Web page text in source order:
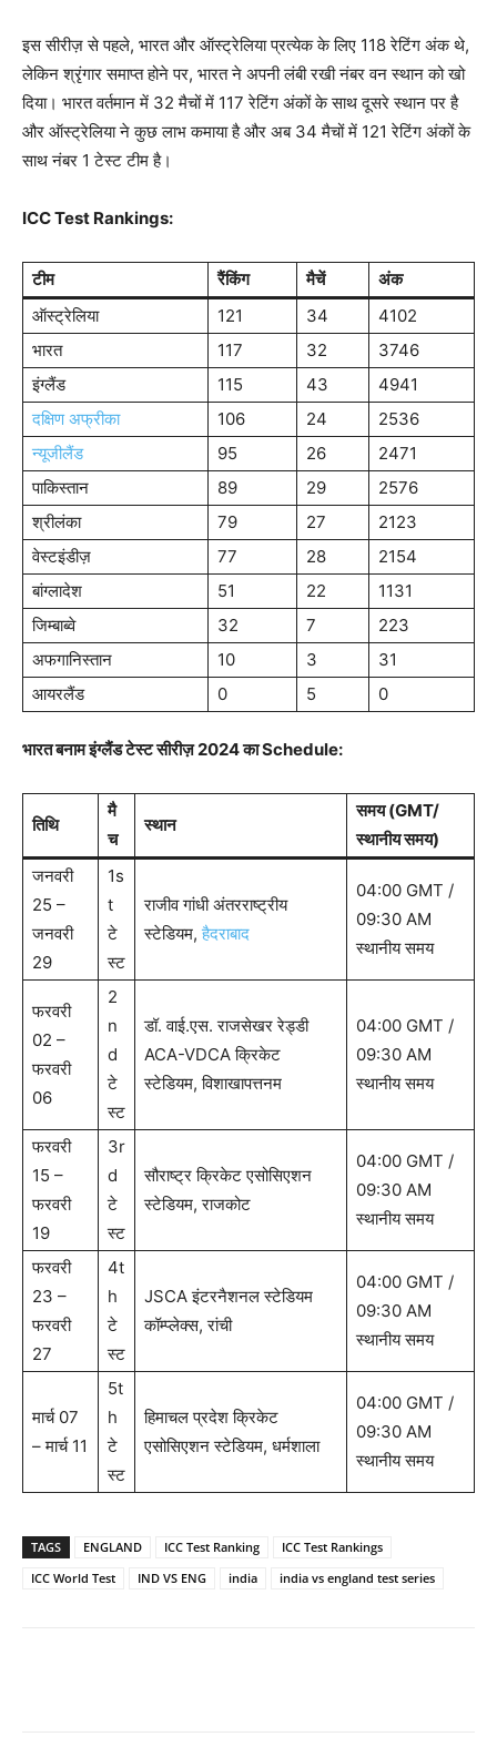
इस सीरीज़ से पहले, भारत और ऑस्ट्रेलिया प्रत्येक के लिए 118 रेटिंग अंक थे,
लेकिन श्रृंगार समाप्त होने पर, भारत ने अपनी लंबी रखी नंबर वन स्थान को खो
दिया। भारत वर्तमान में 32 मैचों में 117 रेटिंग अंकों के साथ दूसरे स्थान पर है
और ऑस्ट्रेलिया ने कुछ लाभ कमाया है और अब 34 मैचों में 121 रेटिंग अंकों के
साथ नंबर 1 टेस्ट टीम है।
ICC Test Rankings:
टीम रैंकिंग मैचें
अंक
ऑस्ट्रेलिया
121 34
4102
भारत
117 32
3746
इंग्लैंड
115 43
4941
दक्षिण अफ्रीका
106 24
2536
न्यूजीलैंड
95 26
2471
पाकिस्तान
89 29
2576
श्रीलंका
79 27
2123
वेस्टइंडीज़
77 28
2154
बांग्लादेश
51 22
1131
जिम्बाब्वे
32 7
223
अफगानिस्तान
10 3
31
आयरलैंड
0 5 0
भारत बनाम इंग्लैंड टेस्ट सीरीज़ 2024 का Schedule:
तिथि
मै
च
स्थान
समय (GMT/
स्थानीय समय)
जनवरी
25 –
जनवरी
29
1s
t
टे
स्ट
राजीव गांधी अंतरराष्ट्रीय
स्टेडियम,हैदराबाद
04:00 GMT /
09:30 AM
स्थानीय समय
फरवरी
02 –
फरवरी
06
2
n
d
टे
स्ट
डॉ. वाई.एस. राजसेखर रेड्डी
ACA-VDCA क्रिकेट
स्टेडियम, विशाखापत्तनम
04:00 GMT /
09:30 AM
स्थानीय समय
फरवरी
15 –
फरवरी
19
3r
d
टे
स्ट
सौराष्ट्र क्रिकेट एसोसिएशन
स्टेडियम, राजकोट
04:00 GMT /
09:30 AM
स्थानीय समय
फरवरी
23 –
फरवरी
27
4t
h
टे
स्ट
JSCA इंटरनैशनल स्टेडियम
कॉम्प्लेक्स, रांची
04:00 GMT /
09:30 AM
स्थानीय समय
मार्च 07
– मार्च 11
5t
h
टे
स्ट
हिमाचल प्रदेश क्रिकेट
एसोसिएशन स्टेडियम, धर्मशाला
04:00 GMT /
09:30 AM
स्थानीय समय
TAGS ENGLAND ICC Test Ranking
ICC Test Rankings
ICC World Test
IND VS ENG india india vs england test series